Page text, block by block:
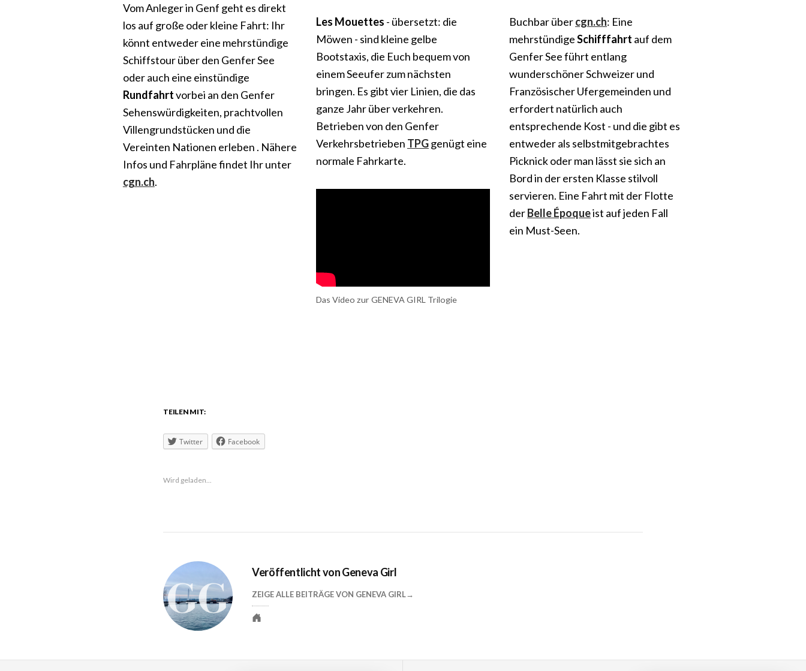
Vom Anleger in Genf geht es direkt
los auf große oder kleine Fahrt: Ihr
könnt entweder eine mehrstündige
Schiffstour über den Genfer See
oder auch eine einstündige
Rundfahrtvorbei an den Genfer
Sehenswürdigkeiten, prachtvollen
Villengrundstücken und die
Vereinten Nationen erleben . Nähere
Infos und Fahrpläne findet Ihr unter
cgn.ch.
Les Mouettes - übersetzt: die
Möwen - sind kleine gelbe
Bootstaxis, die Euch bequem von
einem Seeufer zum nächsten
bringen. Es gibt vier Linien, die das
ganze Jahr über verkehren.
Betrieben von den Genfer
Verkehrsbetrieben TPGgenügt eine
normale Fahrkarte.
Das Video zur GENEVA GIRL Trilogie
Buchbar übercgn.ch: Eine
mehrstündigeSchifffahrt auf dem
Genfer See führt entlang
wunderschöner Schweizer und
Französischer Ufergemeinden und
erfordert natürlich auch
entsprechende Kost - und die gibt es
entweder als selbstmitgebrachtes
Picknick oder man lässt sie sich an
Bord in der ersten Klasse stilvoll
servieren. Eine Fahrt mit der Flotte
derBelle Époqueist auf jeden Fall
ein Must-Seen.
TEILEN MIT:
Twitter Facebook
Wird geladen...
Veröffentlicht vonGeneva Girl
ZEIGE ALLE BEITRÄGE VON GENEVA GIRL